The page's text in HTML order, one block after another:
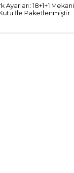
18+1+1
İle Paketlenmiştir.